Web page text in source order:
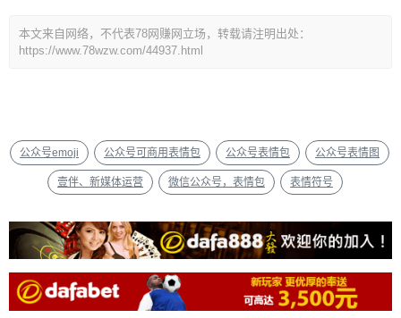
本文来自网络，不代表78网赚网立场，转载请注明出处：
https://www.78wzw.com/44937.html
公众号emoji 公众号可商用表情包 公众号表情包 公众号表情图
壹伴、新媒体运营 微信公众号，表情包 表情符号